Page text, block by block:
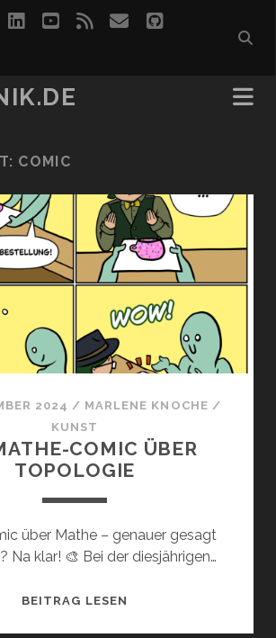
linkedinyoutube
rss emailgithub
COMIC
2024 / MARLENE KNOCHE /
KUNST
COMIC ÜBER
TOPOLOGIE
über Mathe – genauer gesagt
Na klar! 🎨 Bei der diesjährigen…
BEITRAG LESEN